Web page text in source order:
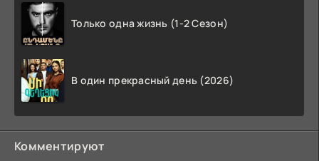
Только одна жизнь (1-2 Сезон)
В один прекрасный день (2026)
Комментируют